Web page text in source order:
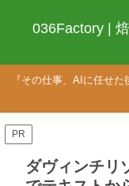
036Factory |
『その仕事、AIに任せ
PR
ダヴィンチリ